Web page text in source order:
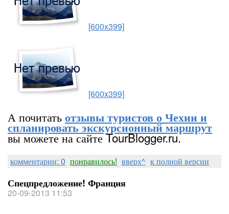
[600x399]
[600x399]
А почитатьотзывы туристов о Чехии и
спланировать экскурсионный маршрут
вы можете на сайте TourBlogger.ru.
комментарии: 0 понравилось! вверх^ к полной версии
Спецпредложение! Франция
20-09-2013 11:53